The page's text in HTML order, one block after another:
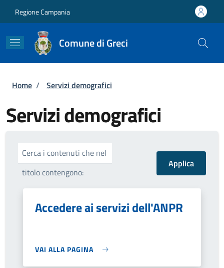
Regione Campania
Comune di Greci
Briciole di pane
Home / Servizi demografici
Servizi demografici
Cerca i contenuti che nel
titolo contengono:
Accedere ai servizi dell'ANPR
VAI ALLA PAGINA